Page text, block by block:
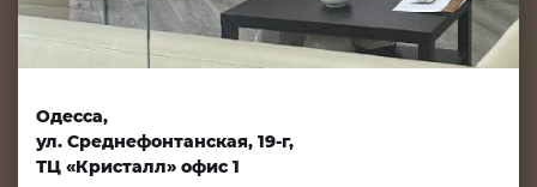
Одесса,
ул. Среднефонтанская, 19-г,
ТЦ «Кристалл» офис 1